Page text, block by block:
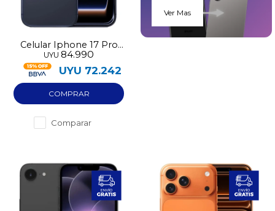
Celular Iphone 17 Pro
256GB Nuevo
UYU 84.990
UYU 72.242
Comparar
Ver Mas